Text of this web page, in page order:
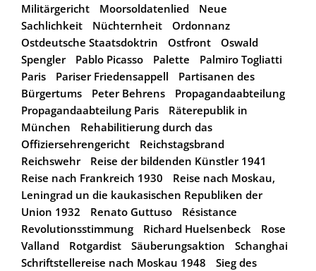
Militärgericht
Moorsoldatenlied
Neue
Sachlichkeit
Nüchternheit
Ordonnanz
Ostdeutsche Staatsdoktrin
Ostfront
Oswald
Spengler
Pablo Picasso Palette
Palmiro Togliatti
Paris
Pariser Friedensappell
Partisanen des
Bürgertums
Peter Behrens
Propagandaabteilung
Propagandaabteilung Paris
Räterepublik in
München
Rehabilitierung durch das
Offiziersehrengericht
Reichstagsbrand
Reichswehr
Reise der bildenden Künstler 1941
Reise nach Frankreich 1930
Reise nach Moskau,
Leningrad un die kaukasischen Republiken der
Union 1932
Renato Guttuso
Résistance
Revolutionsstimmung
Richard Huelsenbeck
Rose
Valland
Rotgardist Säuberungsaktion
Schanghai
Schriftstellereise nach Moskau 1948
Sieg des